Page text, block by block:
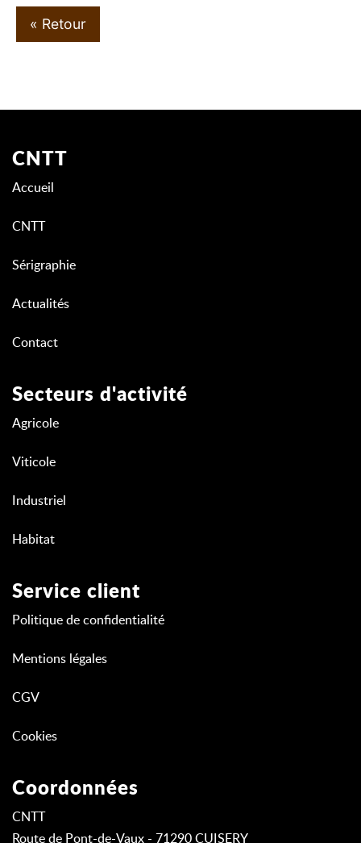
« Retour
CNTT
Accueil
CNTT
Sérigraphie
Actualités
Contact
Secteurs d'activité
Agricole
Viticole
Industriel
Habitat
Service client
Politique de confidentialité
Mentions légales
CGV
Cookies
Coordonnées
CNTT
Route de Pont-de-Vaux - 71290 CUISERY